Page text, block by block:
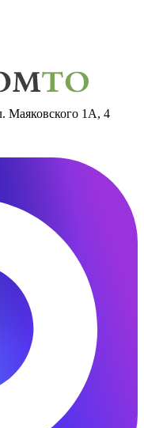
Маяковского 1А, 4